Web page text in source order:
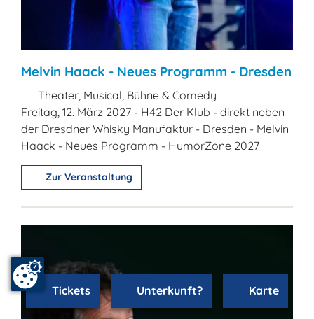
Melvin Haack - Neues Programm - Dresden
Theater, Musical, Bühne & Comedy
Freitag, 12. März 2027 - H42 Der Klub - direkt neben
der Dresdner Whisky Manufaktur - Dresden - Melvin
Haack - Neues Programm - HumorZone 2027
Zur Veranstaltung
Tickets Unterkunft? Karte